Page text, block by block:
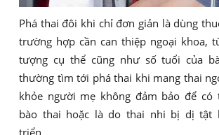
Phá thai đôi khi chỉ đơn giản là dùng
trường hợp cần can thiệp ngoại khoa,
tượng cụ thể cũng như số tuổi của
thường tìm tới phá thai khi mang thai
khỏe người mẹ không đảm bảo để có
bào thai hoặc là do thai nhi bị dị tật
triển,...